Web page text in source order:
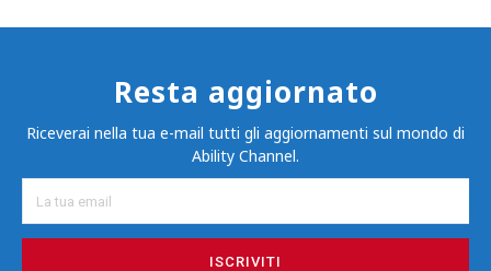
Resta aggiornato
Riceverai nella tua e-mail tutti gli aggiornamenti sul mondo di
Ability Channel.
ISCRIVITI